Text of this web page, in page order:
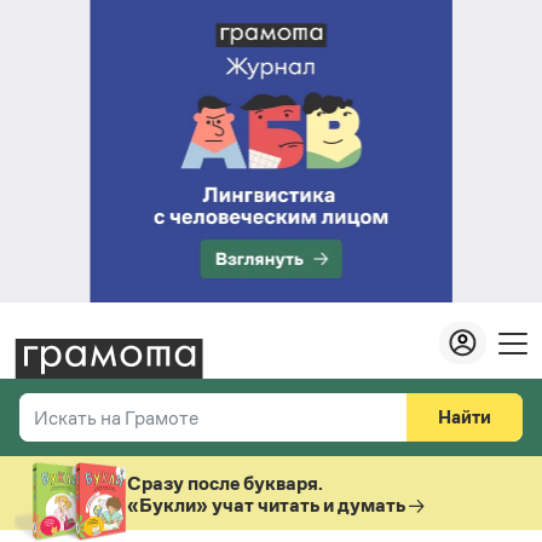
Искать на Грамоте
Справочная служба
Найти
Везде